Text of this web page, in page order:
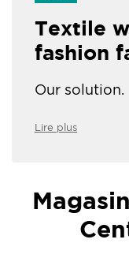
Textile
fashion
Our solution.
Lire plus